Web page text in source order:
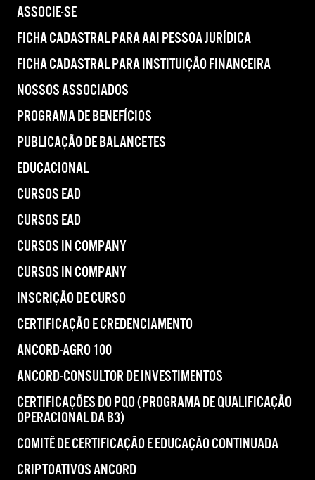
ASSOCIE-SE
FICHA CADASTRAL PARA AAI PESSOA JURÍDICA
FICHA CADASTRAL PARA INSTITUIÇÃO FINANCEIRA
NOSSOS ASSOCIADOS
PROGRAMA DE BENEFÍCIOS
PUBLICAÇÃO DE BALANCETES
EDUCACIONAL
CURSOS EAD
CURSOS EAD
CURSOS IN COMPANY
CURSOS IN COMPANY
INSCRIÇÃO DE CURSO
CERTIFICAÇÃO E CREDENCIAMENTO
ANCORD-AGRO 100
ANCORD-CONSULTOR DE INVESTIMENTOS
CERTIFICAÇÕES DO PQO (PROGRAMA DE QUALIFICAÇÃO
OPERACIONAL DA B3)
COMITÊ DE CERTIFICAÇÃO E EDUCAÇÃO CONTINUADA
CRIPTOATIVOS ANCORD